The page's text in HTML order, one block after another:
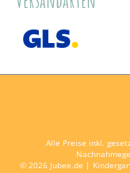
Alle Preise inkl.
© 2026 Jubee.de |